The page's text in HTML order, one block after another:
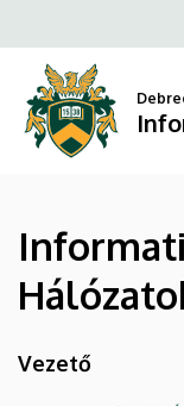
Rendszerek
és
Hálózatok
Kar
a
tartalomra
Vezető